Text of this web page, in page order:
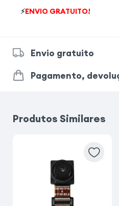
⚡ENVIO GRATUITO!
Envio gratuito
Pagamento,
Produtos Similares